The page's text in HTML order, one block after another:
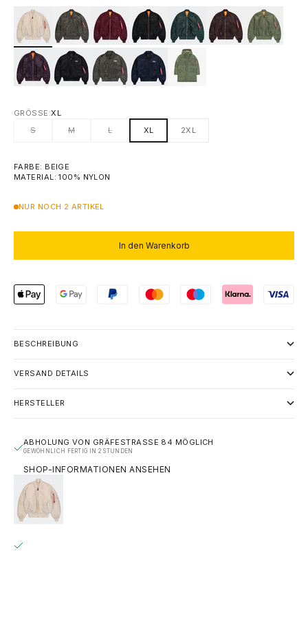
GRÖSSE: XL
S
M L XL 2XL
FARBE: BEIGE
MATERIAL: 100% NYLON
NUR NOCH 2 ARTIKEL
In den Warenkorb
BESCHREIBUNG
VERSAND DETAILS
HERSTELLER
ABHOLUNG VON GRÄFESTRASSE 84 MÖGLICH
GEWÖHNLICH FERTIG IN 2 STUNDEN
SHOP-INFORMATIONEN ANSEHEN